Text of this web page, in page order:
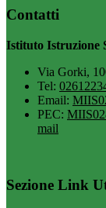
Contatti
Istituto Istruzione
Via Gorki,
Tel:
Email:
PEC:
mail
Sezione Link